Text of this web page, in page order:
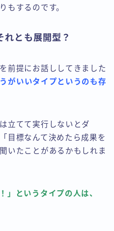
もするのです。
れとも展開型？
前提にお話ししてきました
がいいタイプというのも存
立てて実行しないとダ
目標なんて決めたら成果を
いたことがあるかもしれま
」というタイプの人は、